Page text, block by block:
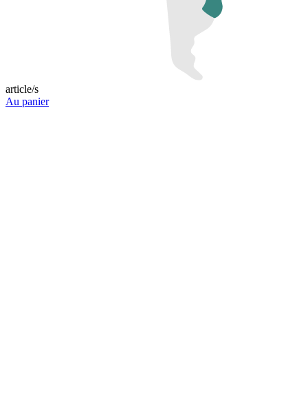
article/s
Au panier